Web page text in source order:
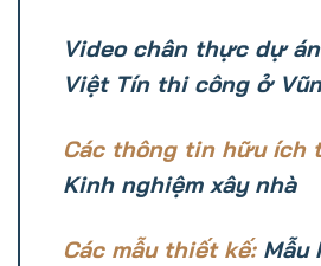
Video chân thực dự
Việt Tín thi công ở
Các thông tin hữu ích
Kinh nghiệm xây nhà
Các mẫu thiết kế: Mẫu